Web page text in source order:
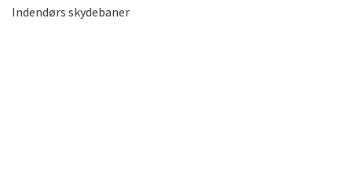
Indendørs skydebaner